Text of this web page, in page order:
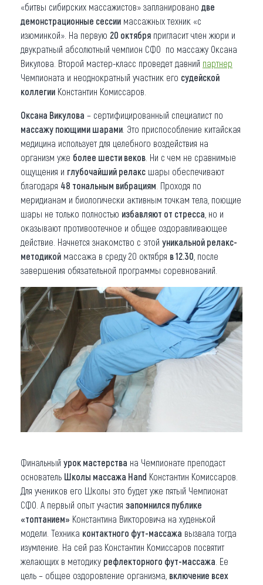
«битвы сибирских массажистов» запланировано две
демонстрационные сессии массажных техник «с
изюминкой». На первую 20 октября пригласит член жюри и
двукратный абсолютный чемпион СФО по массажу Оксана
Викулова. Второй мастер-класс проведет давний партнер
Чемпионата и неоднократный участник его судейской
коллегии Константин Комиссаров.
Оксана Викулова – сертифицированный специалист по
массажу поющими шарами . Это приспособление китайская
медицина использует для целебного воздействия на
организм уже более шести веков . Ни с чем не сравнимые
ощущения и глубочайший релакс шары обеспечивают
благодаря 48 тональным вибрациям . Проходя по
меридианам и биологически активным точкам тела, поющие
шары не только полностью избавляют от стресса , но и
оказывают противоотечное и общее оздоравливающее
действие. Начнется знакомство с этой уникальной релакс-
методикой массажа в среду 20 октября в 12.30 , после
завершения обязательной программы соревнований.
Финальный урок мастерства на Чемпионате преподаст
основатель Школы массажа Hand Константин Комиссаров.
Для учеников его Школы это будет уже пятый Чемпионат
СФО. А первый опыт участия запомнился публике
«топтанием» Константина Викторовича на худенькой
модели. Техника контактного фут-массажа вызвала тогда
изумление. На сей раз Константин Комиссаров посвятит
желающих в методику рефлекторного фут-массажа . Ее
цель – общее оздоровление организма, включение всех